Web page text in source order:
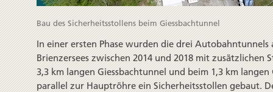
Bau des Sicherheitsstollens beim Giessbachtunnel
In einer ersten Phase wurden die drei Autobahn­tunnels
Brienzer­sees zwischen 2014 und 2018 mit zusätzlichen
3,3 km langen Giessbach­tunnel und beim 1,3 km
parallel zur Haupt­röhre ein Sicherheits­stollen gebaut.